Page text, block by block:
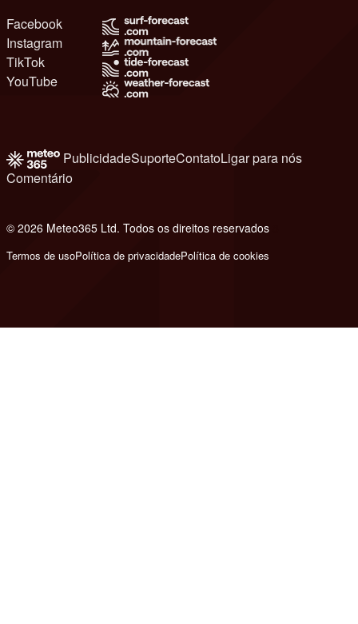
Facebook
Instagram
TikTok
YouTube
PublicidadeSuporteContatoLigar para nós
Comentário
© 2026 Meteo365 Ltd. Todos os direitos reservados
Termos de usoPolítica de privacidadePolítica de cookies